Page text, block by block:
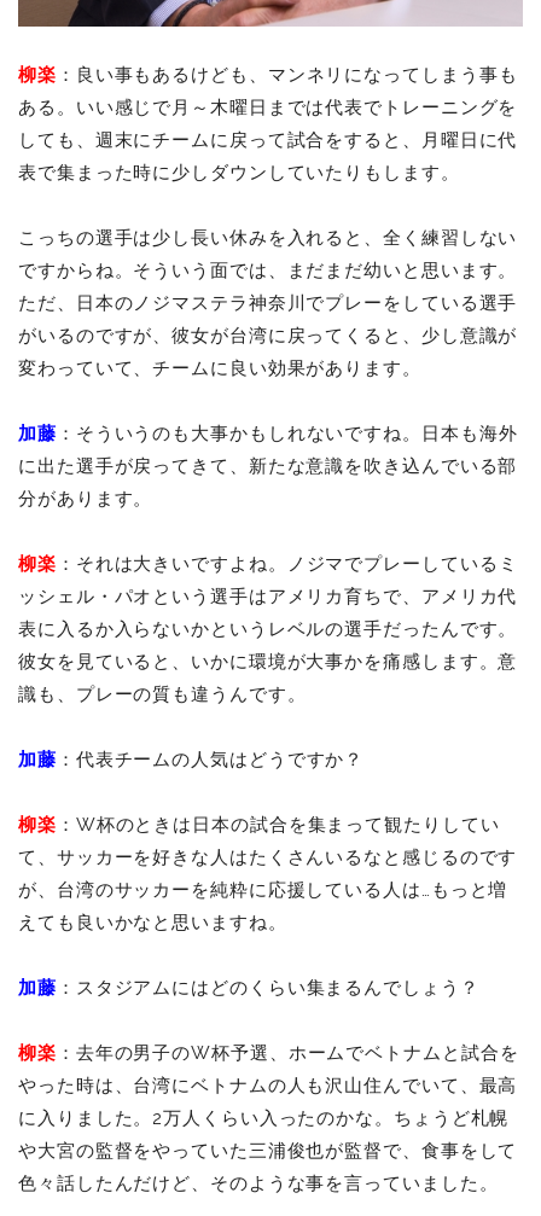
柳楽 ：良い事もあるけども、マンネリになってしまう事も
ある。いい感じで月～木曜日までは代表でトレーニングを
しても、週末にチームに戻って試合をすると、月曜日に代
表で集まった時に少しダウンしていたりもします。
こっちの選手は少し長い休みを入れると、全く練習しない
ですからね。そういう面では、まだまだ幼いと思います。
ただ、日本のノジマステラ神奈川でプレーをしている選手
がいるのですが、彼女が台湾に戻ってくると、少し意識が
変わっていて、チームに良い効果があります。
加藤 ：そういうのも大事かもしれないですね。日本も海外
に出た選手が戻ってきて、新たな意識を吹き込んでいる部
分があります。
柳楽 ：それは大きいですよね。ノジマでプレーしているミ
ッシェル・パオという選手はアメリカ育ちで、アメリカ代
表に入るか入らないかというレベルの選手だったんです。
彼女を見ていると、いかに環境が大事かを痛感します。意
識も、プレーの質も違うんです。
加藤 ：代表チームの人気はどうですか？
柳楽 ：W杯のときは日本の試合を集まって観たりしてい
て、サッカーを好きな人はたくさんいるなと感じるのです
が、台湾のサッカーを純粋に応援している人は…もっと増
えても良いかなと思いますね。
加藤 ：スタジアムにはどのくらい集まるんでしょう？
柳楽 ：去年の男子のW杯予選、ホームでベトナムと試合を
やった時は、台湾にベトナムの人も沢山住んでいて、最高
に入りました。2万人くらい入ったのかな。ちょうど札幌
や大宮の監督をやっていた三浦俊也が監督で、食事をして
色々話したんだけど、そのような事を言っていました。